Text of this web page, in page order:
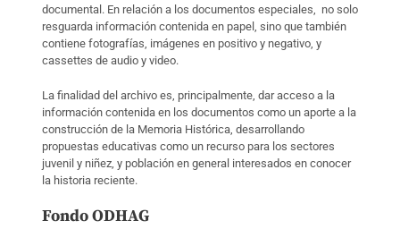
documental. En relación a los documentos especiales, no solo
resguarda información contenida en papel, sino que también
contiene fotografías, imágenes en positivo y negativo, y
cassettes de audio y video.
La finalidad del archivo es, principalmente, dar acceso a la
información contenida en los documentos como un aporte a la
construcción de la Memoria Histórica, desarrollando
propuestas educativas como un recurso para los sectores
juvenil y niñez, y población en general interesados en conocer
la historia reciente.
Fondo ODHAG